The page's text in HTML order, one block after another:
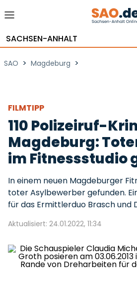
SACHSEN-ANHALT
SAO > Magdeburg >
FILMTIPP
110 Polizeiruf-
Magdeburg:
im Fitnessstudio
In einem neuen Magdeburger
toter Asylbewerber gefunden.
für das Ermittlerduo Brasch und
Aktualisiert: 24.01.2022, 11:34